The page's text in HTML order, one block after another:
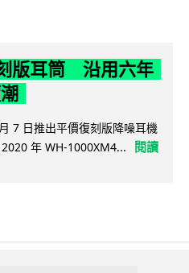
版耳筒 沿用六年
7 日推出平價復刻版降噪耳機
年 WH-1000XM4...
閱讀